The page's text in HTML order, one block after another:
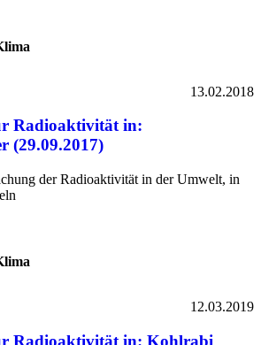
13.02.2018
Radioaktivität in:
(29.09.2017)
der Radioaktivität in der Umwelt, in
12.03.2019
Radioaktivität in: Kohlrabi